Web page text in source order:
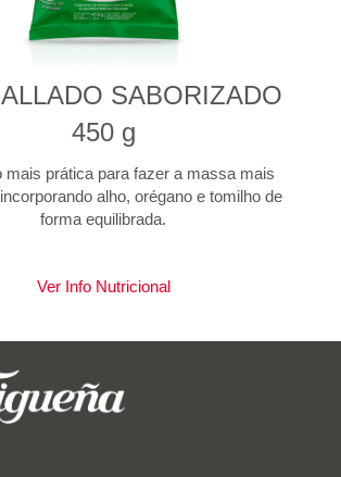
SABORIZADO
450 g
mais prática para fazer a massa mais
alho, orégano e tomilho de
forma equilibrada.
Ver Info Nutricional